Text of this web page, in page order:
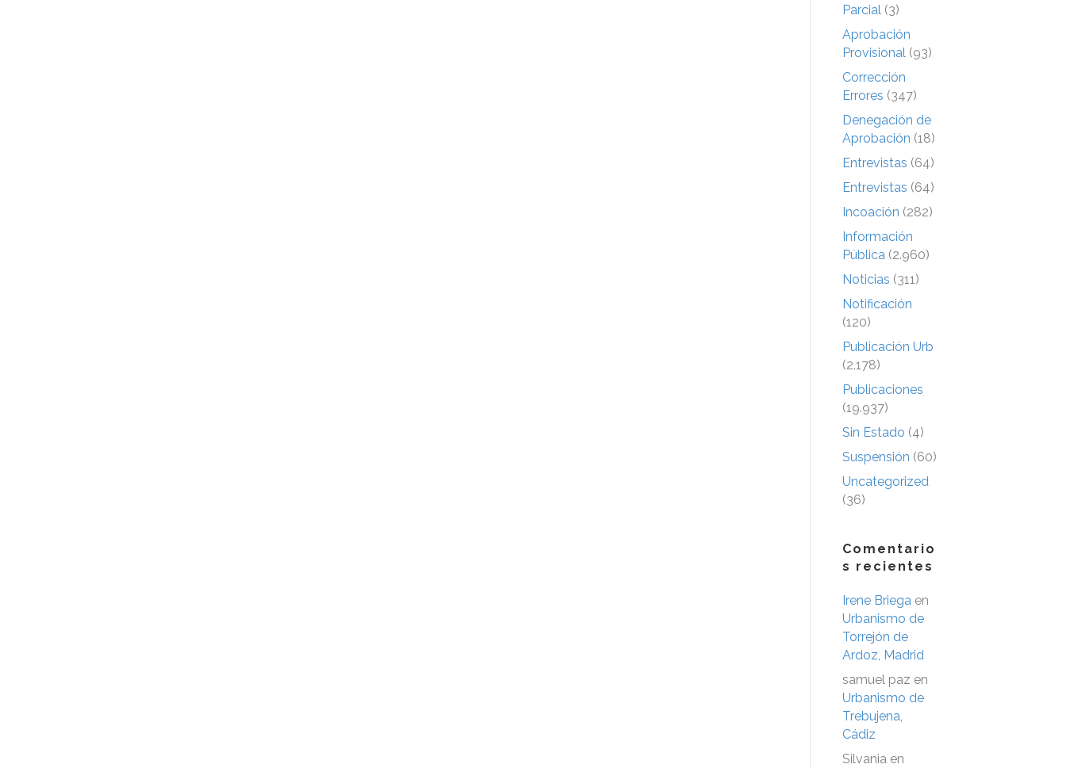
Parcial (3)
Aprobación
Provisional (93)
Corrección
Errores (347)
Denegación de
Aprobación (18)
Entrevistas (64)
Entrevistas (64)
Incoación (282)
Información
Pública (2.960)
Noticias (311)
Notificación
(120)
Publicación Urb
(2.178)
Publicaciones
(19.937)
Sin Estado (4)
Suspensión (60)
Uncategorized
(36)
Comentario
s recientes
Irene Briega en
Urbanismo de
Torrejón de
Ardoz, Madrid
samuel paz en
Urbanismo de
Trebujena,
Cádiz
Silvania en